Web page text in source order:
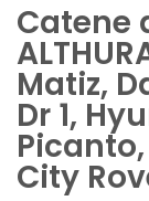
Catene
Matiz,
Dr 1,
City